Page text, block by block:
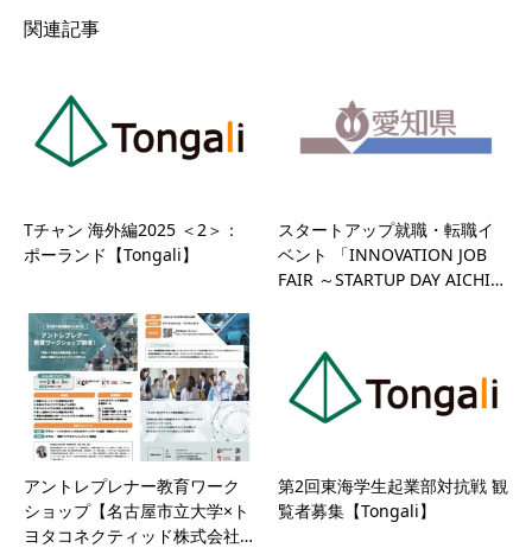
関連記事
Tチャン 海外編2025 ＜2＞：
ポーランド【Tongali】
スタートアップ就職・転職イ
ベント 「INNOVATION JOB
FAIR ～STARTUP DAY AICHI…
アントレプレナー教育ワーク
ショップ【名古屋市立大学×ト
ヨタコネクティッド株式会社…
第2回東海学生起業部対抗戦 観
覧者募集【Tongali】